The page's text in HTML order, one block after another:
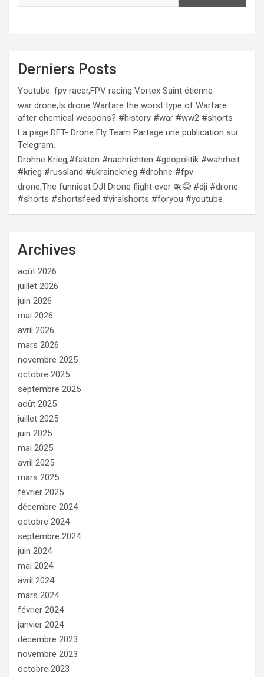
Derniers Posts
Youtube: fpv racer,FPV racing Vortex Saint étienne
war drone,Is drone Warfare the worst type of Warfare
after chemical weapons? #history #war #ww2 #shorts
La page DFT- Drone Fly Team Partage une publication sur
Telegram.
Drohne Krieg,#fakten #nachrichten #geopolitik #wahrheit
#krieg #russland #ukrainekrieg #drohne #fpv
drone,The funniest DJI Drone flight ever 🚁😂 #dji #drone
#shorts #shortsfeed #viralshorts #foryou #youtube
Archives
août 2026
juillet 2026
juin 2026
mai 2026
avril 2026
mars 2026
novembre 2025
octobre 2025
septembre 2025
août 2025
juillet 2025
juin 2025
mai 2025
avril 2025
mars 2025
février 2025
décembre 2024
octobre 2024
septembre 2024
juin 2024
mai 2024
avril 2024
mars 2024
février 2024
janvier 2024
décembre 2023
novembre 2023
octobre 2023